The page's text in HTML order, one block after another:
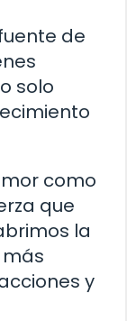
de
solo
como
que
la
y